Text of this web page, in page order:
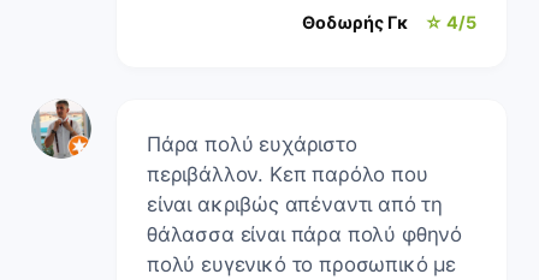
Θοδωρής Γκ ☆ 4/5
Πάρα πολύ ευχάριστο
περιβάλλον. Κεπ παρόλο που
είναι ακριβώς απέναντι από τη
θάλασσα είναι πάρα πολύ φθηνό
πολύ ευγενικό το προσωπικό με